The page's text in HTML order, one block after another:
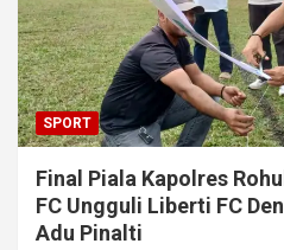
SPORT
Final Piala Kapolres
FC Ungguli Liberti FC
Adu Pinalti